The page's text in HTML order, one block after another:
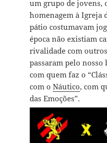
um grupo de jovens,
homenagem à Igreja
pátio costumavam
época não existiam
rivalidade com
passaram pelo nosso
com quem faz o
com o Náutico, com
das Emoções”.